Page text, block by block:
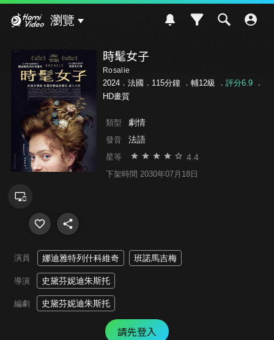
瀏覽
時髦女子
Rosalie
2024．法國．115分鐘 ． 輔12級 ． 評分6.9．
HD畫質
類型 劇情
發音 法語
星等 4.4
下架時間 2030年07月18日
演員 娜迪雅特列什科維奇 班諾馬吉梅
導演 史黛芬妮迪朱斯托
編劇 史黛芬妮迪朱斯托
請先登入